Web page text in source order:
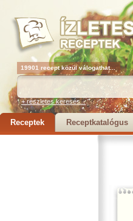
19901 recept közül válogathat...
+ részletes keresés...
Receptek Receptkatalógus